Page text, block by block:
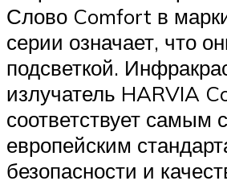
Слово Comfort в
серии означает, что
подсветкой.
излучатель HARVIA
соответствует самым
европейским
безопасности и